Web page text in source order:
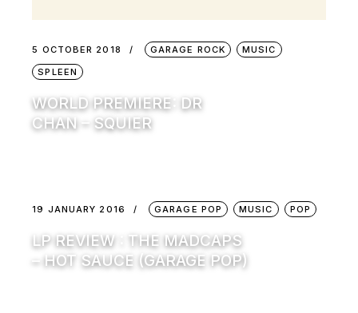
5 OCTOBER 2018 GARAGE ROCK
MUSIC
SPLEEN
WORLD PREMIERE: DR
CHAN – SQUIER
19 JANUARY 2016 GARAGE POP MUSIC POP
LP REVIEW : THE MADCAPS
– HOT SAUCE (GARAGE POP)